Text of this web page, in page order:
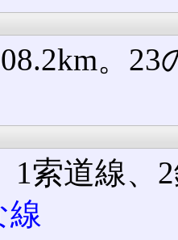
。
1索道線、
線